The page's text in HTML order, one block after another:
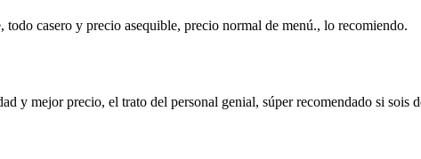
casero y precio asequible, precio normal de menú., lo recomiendo.
y mejor precio, el trato del personal genial, súper recomendado si sois